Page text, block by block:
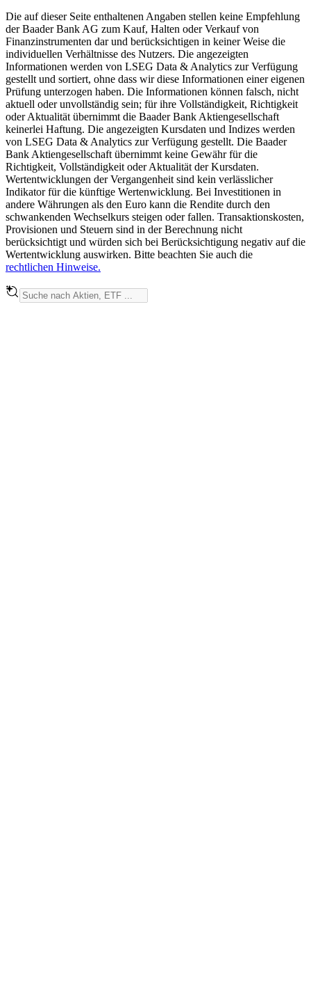
Die auf dieser Seite enthaltenen Angaben stellen keine Empfehlung
der Baader Bank AG zum Kauf, Halten oder Verkauf von
Finanzinstrumenten dar und berücksichtigen in keiner Weise die
individuellen Verhältnisse des Nutzers. Die angezeigten
Informationen werden von LSEG Data & Analytics zur Verfügung
gestellt und sortiert, ohne dass wir diese Informationen einer eigenen
Prüfung unterzogen haben. Die Informationen können falsch, nicht
aktuell oder unvollständig sein; für ihre Vollständigkeit, Richtigkeit
oder Aktualität übernimmt die Baader Bank Aktiengesellschaft
keinerlei Haftung. Die angezeigten Kursdaten und Indizes werden
von LSEG Data & Analytics zur Verfügung gestellt. Die Baader
Bank Aktiengesellschaft übernimmt keine Gewähr für die
Richtigkeit, Vollständigkeit oder Aktualität der Kursdaten.
Wertentwicklungen der Vergangenheit sind kein verlässlicher
Indikator für die künftige Wertenwicklung. Bei Investitionen in
andere Währungen als den Euro kann die Rendite durch den
schwankenden Wechselkurs steigen oder fallen. Transaktionskosten,
Provisionen und Steuern sind in der Berechnung nicht
berücksichtigt und würden sich bei Berücksichtigung negativ auf die
Wertentwicklung auswirken. Bitte beachten Sie auch die
rechtlichen Hinweise.